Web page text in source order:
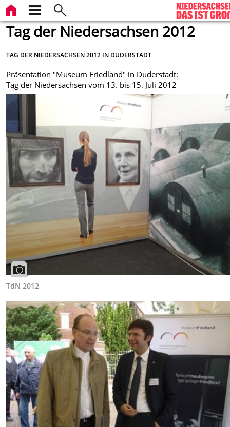
Tag der Niedersachsen 2012
TAG DER NIEDERSACHSEN 2012 IN DUDERSTADT
Präsentation "Museum Friedland" in Duderstadt:
Tag der Niedersachsen vom 13. bis 15. Juli 2012
TdN 2012